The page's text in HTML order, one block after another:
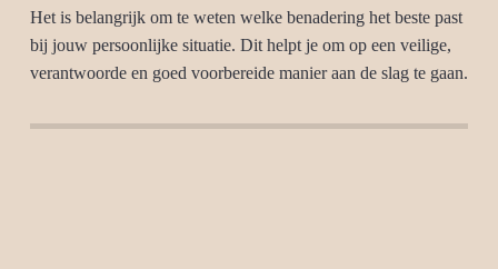
Het is belangrijk om te weten welke benadering het beste past
bij jouw persoonlijke situatie. Dit helpt je om op een veilige,
verantwoorde en goed voorbereide manier aan de slag te gaan.